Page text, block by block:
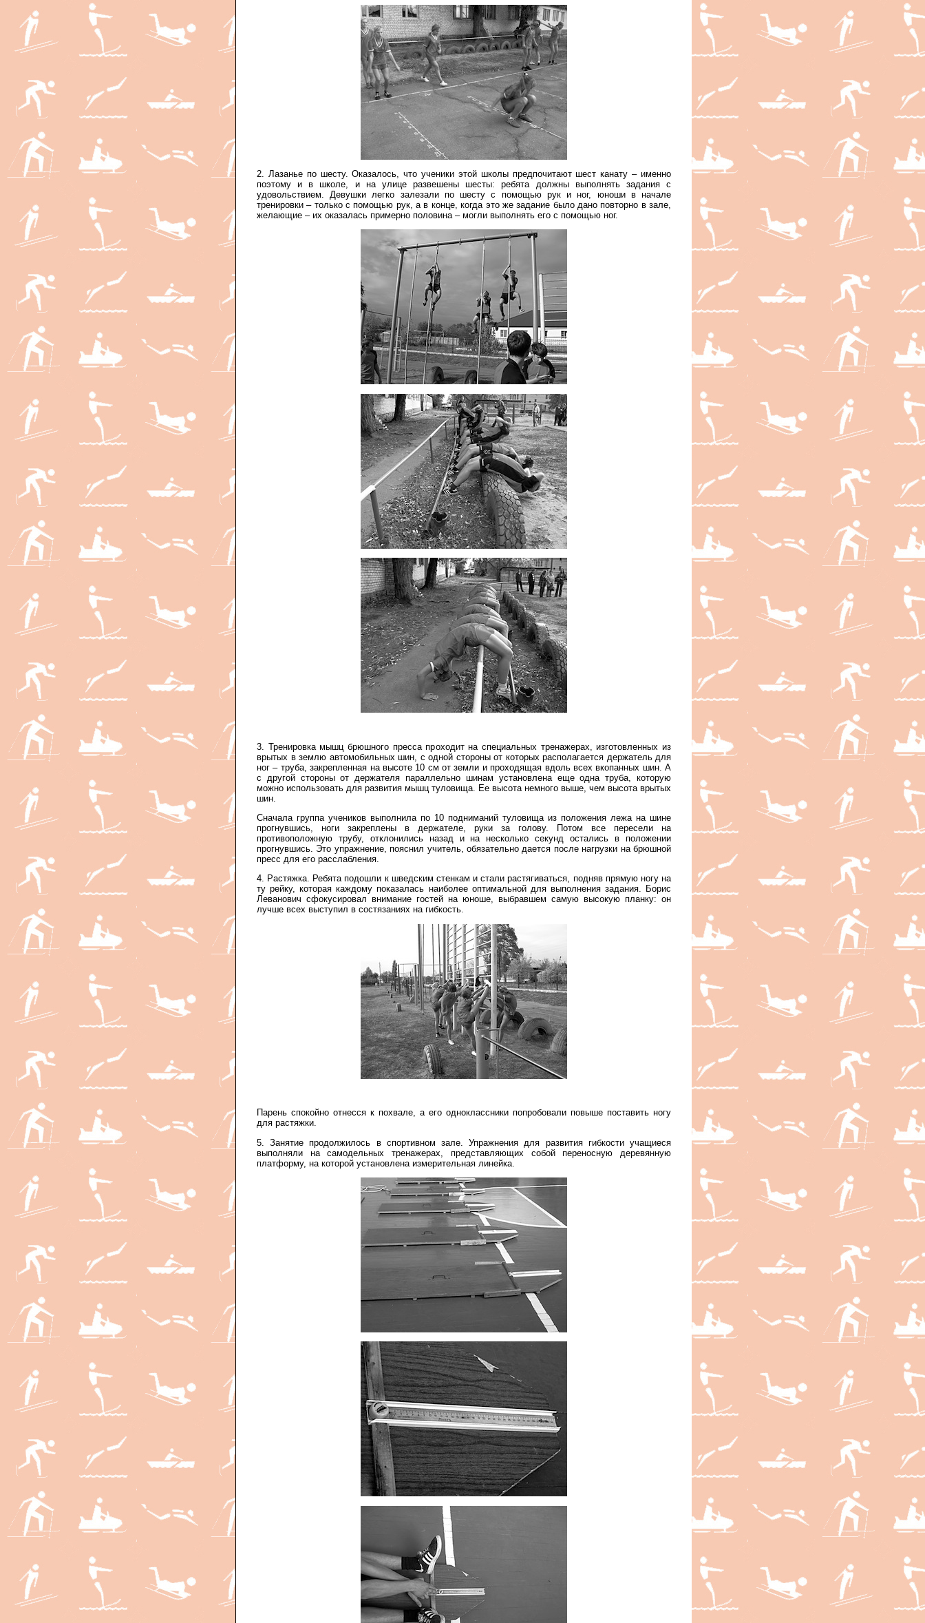
2. Лазанье по шесту. Оказалось, что ученики этой школы предпочитают шест канату – именно
поэтому и в школе, и на улице развешены шесты: ребята должны выполнять задания с
удовольствием. Девушки легко залезали по шесту с помощью рук и ног, юноши в начале
тренировки – только с помощью рук, а в конце, когда это же задание было дано повторно в зале,
желающие – их оказалась примерно половина – могли выполнять его с помощью ног.
3. Тренировка мышц брюшного пресса проходит на специальных тренажерах, изготовленных из
врытых в землю автомобильных шин, с одной стороны от которых располагается держатель для
ног – труба, закрепленная на высоте 10 см от земли и проходящая вдоль всех вкопанных шин. А
с другой стороны от держателя параллельно шинам установлена еще одна труба, которую
можно использовать для развития мышц туловища. Ее высота немного выше, чем высота врытых
шин.
Сначала группа учеников выполнила по 10 подниманий туловища из положения лежа на шине
прогнувшись, ноги закреплены в держателе, руки за голову. Потом все пересели на
противоположную трубу, отклонились назад и на несколько секунд остались в положении
прогнувшись. Это упражнение, пояснил учитель, обязательно дается после нагрузки на брюшной
пресс для его расслабления.
4. Растяжка. Ребята подошли к шведским стенкам и стали растягиваться, подняв прямую ногу на
ту рейку, которая каждому показалась наиболее оптимальной для выполнения задания. Борис
Леванович сфокусировал внимание гостей на юноше, выбравшем самую высокую планку: он
лучше всех выступил в состязаниях на гибкость.
Парень спокойно отнесся к похвале, а его одноклассники попробовали повыше поставить ногу
для растяжки.
5. Занятие продолжилось в спортивном зале. Упражнения для развития гибкости учащиеся
выполняли на самодельных тренажерах, представляющих собой переносную деревянную
платформу, на которой установлена измерительная линейка.